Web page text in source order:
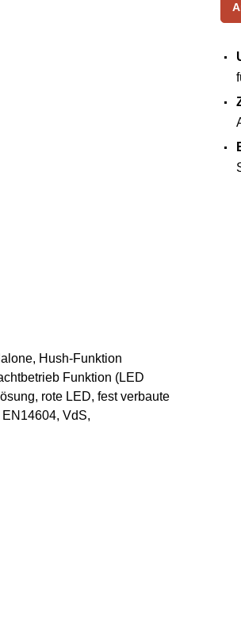
Hush-Funktion
Funktion (LED
rote LED, fest verbaute
VdS,